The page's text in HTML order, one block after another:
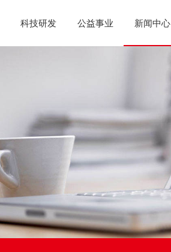
科技研发 公益事业 新闻中心